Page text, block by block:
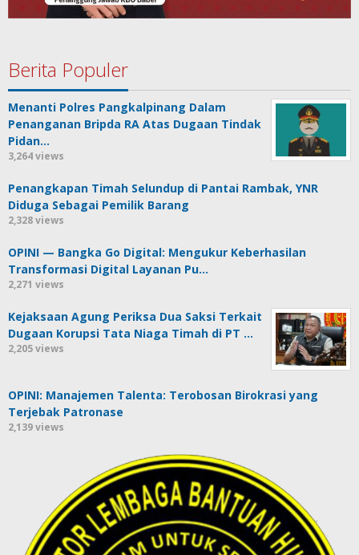
Berita Populer
Menanti Polres Pangkalpinang Dalam
Penanganan Bripda RA Atas Dugaan Tindak
Pidan…
3,264 views
Penangkapan Timah Selundup di Pantai Rambak, YNR
Diduga Sebagai Pemilik Barang
2,328 views
OPINI — Bangka Go Digital: Mengukur Keberhasilan
Transformasi Digital Layanan Pu…
2,271 views
Kejaksaan Agung Periksa Dua Saksi Terkait
Dugaan Korupsi Tata Niaga Timah di PT …
2,205 views
OPINI: Manajemen Talenta: Terobosan Birokrasi yang
Terjebak Patronase
2,139 views